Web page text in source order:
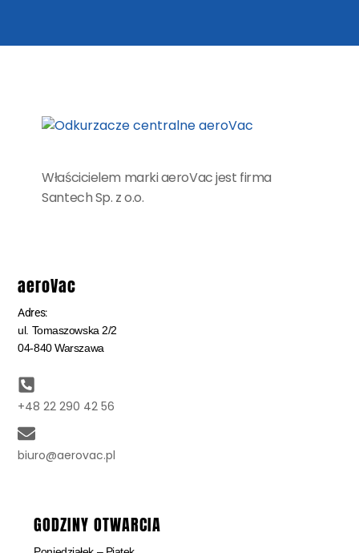
Właścicielem marki aeroVac jest firma
Santech Sp. z o.o.
aeroVac
Adres:
ul. Tomaszowska 2/2
04-840 Warszawa
+48 22 290 42 56
biuro@aerovac.pl
GODZINY OTWARCIA